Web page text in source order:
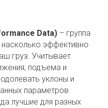
Data) – группа
эффективно
груз. Учитывает
подъема и
уклоны и
параметров
лучшие для разных